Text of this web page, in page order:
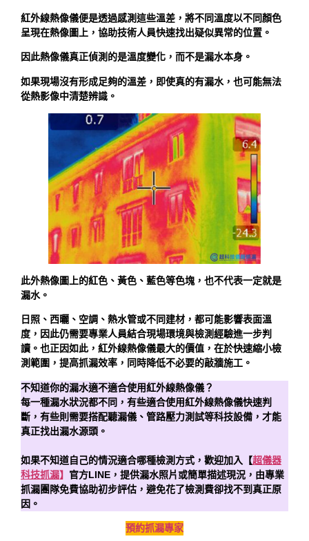
紅外線熱像儀便是透過感測這些溫差，將不同溫度以不同顏色
呈現在熱像圖上，協助技術人員快速找出疑似異常的位置。
因此熱像儀真正偵測的是溫度變化，而不是漏水本身。
如果現場沒有形成足夠的溫差，即使真的有漏水，也可能無法
從熱影像中清楚辨識。
此外熱像圖上的紅色、黃色、藍色等色塊，也不代表一定就是
漏水。
日照、西曬、空調、熱水管或不同建材，都可能影響表面溫
度，因此仍需要專業人員結合現場環境與檢測經驗進一步判
讀。也正因如此，紅外線熱像儀最大的價值，在於快速縮小檢
測範圍，提高抓漏效率，同時降低不必要的敲牆施工。
不知道你的漏水適不適合使用紅外線熱像儀？
每一種漏水狀況都不同，有些適合使用紅外線熱像儀快速判
斷，有些則需要搭配聽漏儀、管路壓力測試等科技設備，才能
真正找出漏水源頭。
如果不知道自己的情況適合哪種檢測方式，歡迎加入【超儀器
科技抓漏】 官方LINE，提供漏水照片或簡單描述現況，由專業
抓漏團隊免費協助初步評估，避免花了檢測費卻找不到真正原
因。
預約抓漏專家